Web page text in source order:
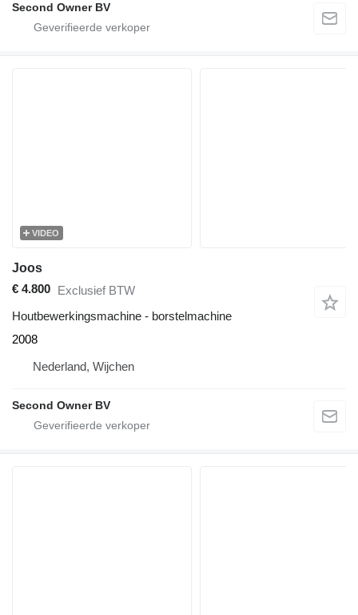
Second Owner BV
VIDEO
Joos
€ 4.800 Exclusief BTW
Houtbewerkingsmachine - borstelmachine
2008
Nederland, Wijchen
Second Owner BV